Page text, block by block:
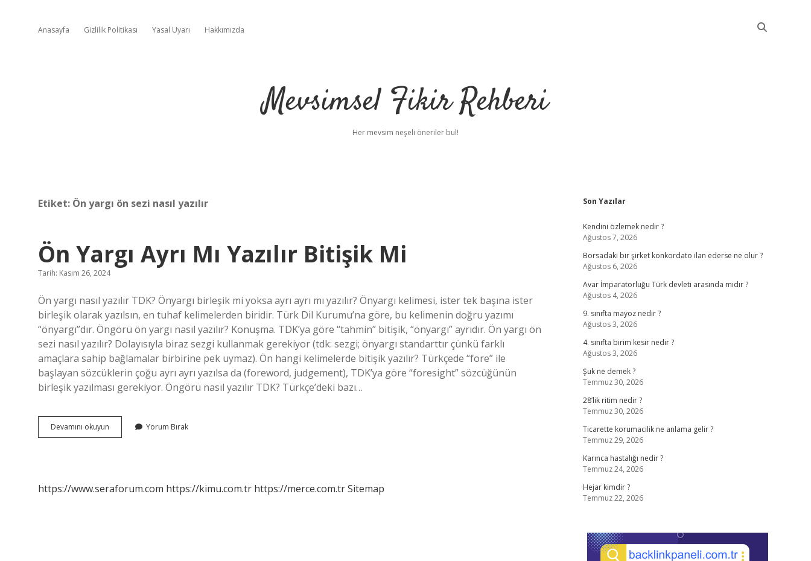
Anasayfa Gizlilik Politikası Yasal Uyarı Hakkımızda
Mevsimsel Fikir Rehberi
Her mevsim neşeli öneriler bul!
Etiket: Ön yargı ön sezi nasıl yazılır
Ön Yargı Ayrı Mı Yazılır Bitişik Mi
Tarih: Kasım 26, 2024
Ön yargı nasıl yazılır TDK? Önyargı birleşik mi yoksa ayrı ayrı mı yazılır? Önyargı kelimesi, ister tek başına ister
birleşik olarak yazılsın, en tuhaf kelimelerden biridir. Türk Dil Kurumu’na göre, bu kelimenin doğru yazımı
“önyargı”dır. Öngörü ön yargı nasıl yazılır? Konuşma. TDK’ya göre “tahmin” bitişik, “önyargı” ayrıdır. Ön yargı ön
sezi nasıl yazılır? Dolayısıyla biraz sezgi kullanmak gerekiyor (tdk: sezgi; önyargı standarttır çünkü farklı
amaçlara sahip bağlamalar birbirine pek uymaz). Ön hangi kelimelerde bitişik yazılır? Türkçede “fore” ile
başlayan sözcüklerin çoğu ayrı ayrı yazılsa da (foreword, judgement), TDK’ya göre “foresight” sözcüğünün
birleşik yazılması gerekiyor. Öngörü nasıl yazılır TDK? Türkçe’deki bazı…
Devamını okuyun
Yargı
Mi
Yorum Bırak
https://www.seraforum.com https://kimu.com.tr https://merce.com.trSitemap
Sidebar
Son Yazılar
Kendini özlemek nedir ?
Ağustos 7, 2026
Borsadaki bir şirket konkordato ilan ederse ne olur ?
Ağustos 6, 2026
Avar İmparatorluğu Türk devleti arasında mıdır ?
Ağustos 4, 2026
9. sınıfta mayoz nedir ?
Ağustos 3, 2026
4. sınıfta birim kesir nedir ?
Ağustos 3, 2026
Şuk ne demek ?
Temmuz 30, 2026
28’lik ritim nedir ?
Temmuz 30, 2026
Ticarette korumacilik ne anlama gelir ?
Temmuz 29, 2026
Karınca hastalığı nedir ?
Temmuz 24, 2026
Hejar kimdir ?
Temmuz 22, 2026